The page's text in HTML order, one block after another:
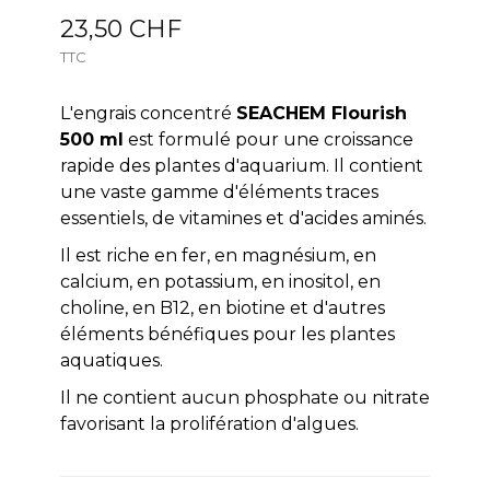
23,50 CHF
TTC
L'engrais concentré SEACHEM Flourish
500 ml est formulé pour une croissance
rapide des plantes d'aquarium. Il contient
une vaste gamme d'éléments traces
essentiels, de vitamines et d'acides aminés.
Il est riche en fer, en magnésium, en
calcium, en potassium, en inositol, en
choline, en B12, en biotine et d'autres
éléments bénéfiques pour les plantes
aquatiques.
Il ne contient aucun phosphate ou nitrate
favorisant la prolifération d'algues.